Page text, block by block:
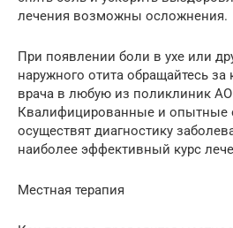
лечения возможны осложнения.
При появлении боли в ухе или
наружного отита обращайтесь
врача в любую из поликлиник
Квалифицированные и опытные
осуществят диагностику
наиболее эффективный курс
Местная терапия